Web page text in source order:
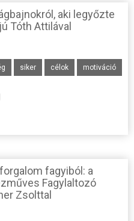
aki legyőzte
Tóth Attilával
siker célok motiváció
fagyiból: a
Fagylaltozó
Zsolttal